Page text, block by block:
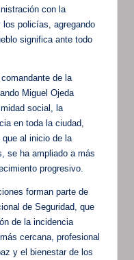
con la
policías, agregando
significa ante todo
de la
Miguel Ojeda
social, la
en toda la ciudad,
al inicio de la
se ha ampliado a más
progresivo.
forman parte de
de Seguridad, que
de la incidencia
cercana, profesional
y el bienestar de los